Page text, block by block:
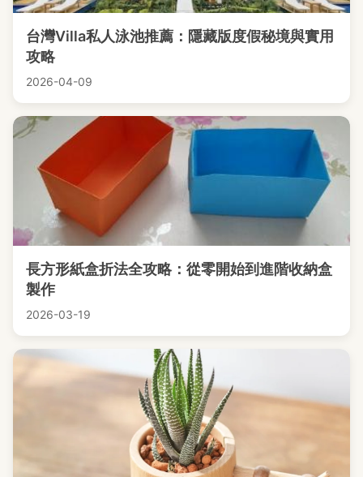
台灣Villa私人泳池推薦：隱藏版度假秘境與實用
攻略
2026-04-09
長方形紙盒折法全攻略：從零開始到進階收納盒
製作
2026-03-19